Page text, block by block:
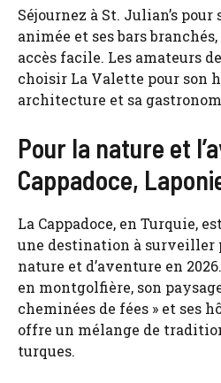
Séjournez à St. Julian’s
animée et ses bars
accès facile. Les amateurs
choisir La Valette pour son
architecture et sa
Pour la nature et
Cappadoce,
La Cappadoce, en Turquie,
une destination à surveiller
nature et d’aventure en
en montgolfière, son
cheminées de fées » et ses
offre un mélange de
turques.